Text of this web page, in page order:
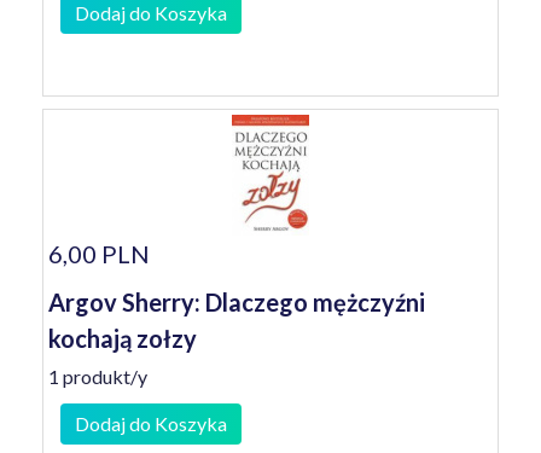
Dodaj do Koszyka
6,00 PLN
Argov Sherry: Dlaczego mężczyźni
kochają zołzy
1 produkt/y
Dodaj do Koszyka